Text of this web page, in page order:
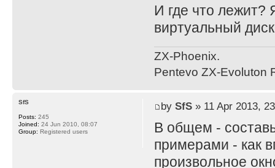
И где что лежит?
виртуальный
ZX-Phoenix.
Pentevo ZX-Evoluton
by SfS» 11 Apr 2013,
В общем -
примерами - как
произвольное
SfS
Posts: 245
Joined: 24 Jun 2010, 08:07
Group: Registered users